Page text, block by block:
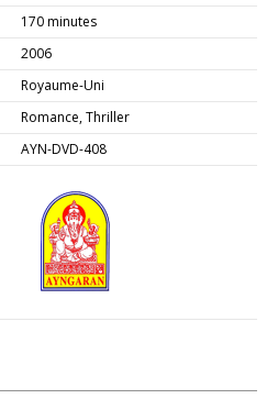
170 minutes
2006
Royaume-Uni
Romance, Thriller
AYN-DVD-408